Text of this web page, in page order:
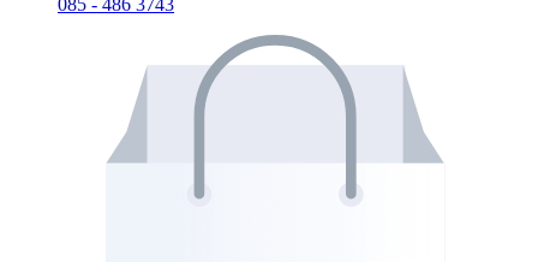
085 - 486 3743